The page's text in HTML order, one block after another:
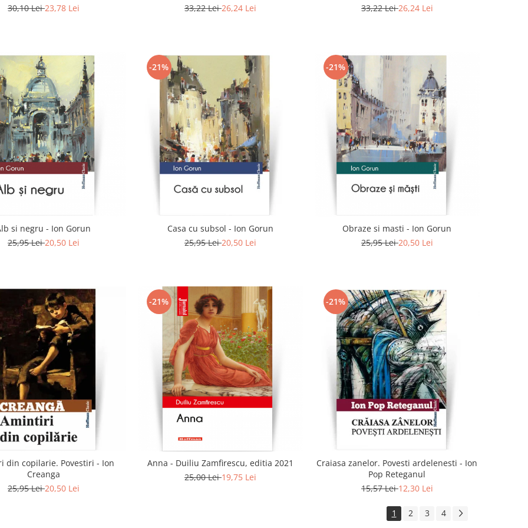
30,10 Lei23,78 Lei 33,22 Lei26,24 Lei 33,22 Lei26,24 Lei
si negru - Ion Gorun
25,95 Lei20,50 Lei
-21%
Casa cu subsol - Ion Gorun
25,95 Lei20,50 Lei
-21%
Obraze si masti - Ion Gorun
25,95 Lei20,50 Lei
din copilarie. Povestiri - Ion
Creanga
25,95 Lei20,50 Lei
-21%
Anna - Duiliu Zamfirescu, editia 2021
25,00 Lei19,75 Lei
-21%
Craiasa zanelor. Povesti ardelenesti - Ion
Pop Reteganul
15,57 Lei12,30 Lei
1 2 3 4